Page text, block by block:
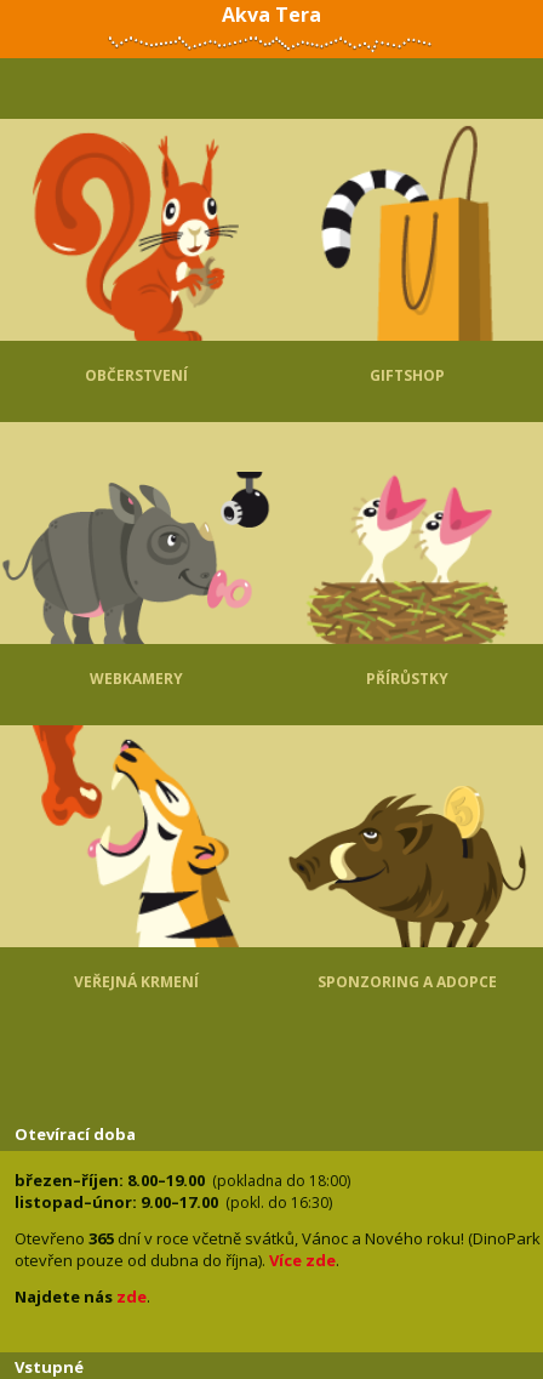
Akva Tera
OBČERSTVENÍ GIFTSHOP
WEBKAMERY PŘÍRŮSTKY
VEŘEJNÁ KRMENÍ SPONZORING A ADOPCE
Otevírací doba
březen–říjen: 8.00–19.00 (pokladna do 18:00)
listopad–únor: 9.00–17.00 (pokl. do 16:30)
Otevřeno 365 dní v roce včetně svátků, Vánoc a Nového roku! (DinoPark
otevřen pouze od dubna do října). Více zde.
Najdete nás zde.
Vstupné